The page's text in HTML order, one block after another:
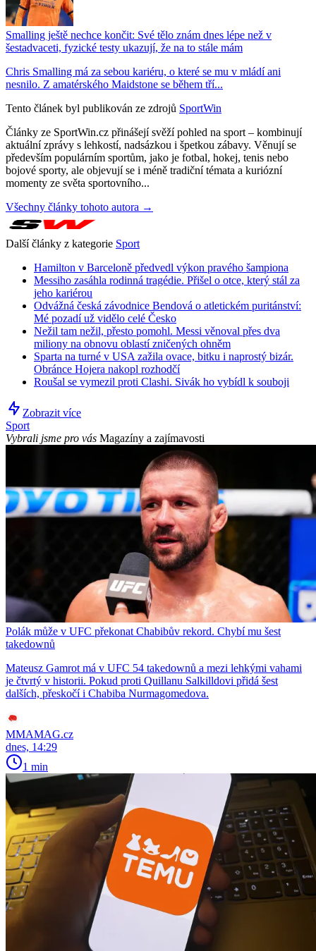
Smalling ještě nechce končit: Své tělo znám dnes lépe než v
šestadvaceti, fyzické testy ukazují, že na to stále mám
Chris Smalling má za sebou kariéru, o které se mu v mládí ani
nesnilo. Z amatérského Maidstone se během tří...
Tento článek byl publikován ze zdrojů SportWin
Články ze SportWin.cz přinášejí svěží pohled na sport – kombinují
aktuální zprávy s lehkostí, nadsázkou i špetkou zábavy. Věnují se
především populárním sportům, jako je fotbal, hokej, tenis nebo
bojové sporty, ale objevují se i méně tradiční témata a kuriózní
momenty ze světa sportovního...
Všechny články tohoto autora →
Další články z kategorie Sport
Hamilton v Barceloně předvedl výkon pravého šampiona
Messiho zasáhla rodinná tragédie. Přišel o otce, který stál za
jeho kariérou
Odvážná česká závodnice Bendová o atletickém puritánství:
Mé pozadí už vidělo celé Česko
Nežil tam nežil, přesto pomohl. Messi věnoval přes dva
miliony na obnovu oblastí zničených ohněm
Sparta na turné v USA zažila ovace, bitku i naprostý bizár.
Obránce Hojera nakopl rozhodčí
Roušal se vymezil proti Clashi. Sivák ho vybídl k souboji
Zobrazit více
Sport
Vybrali jsme pro vás Magazíny a zajímavosti
Polák může v UFC překonat Chabibův rekord. Chybí mu šest
takedownů
Mateusz Gamrot má v UFC 54 takedownů a mezi lehkými vahami
je čtvrtý v historii. Pokud proti Quillanu Salkilldovi přidá šest
dalších, přeskočí i Chabiba Nurmagomedova.
MMAMAG.cz
dnes, 14:29
1 min